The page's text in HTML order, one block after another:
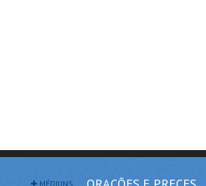
MÉDIUNS